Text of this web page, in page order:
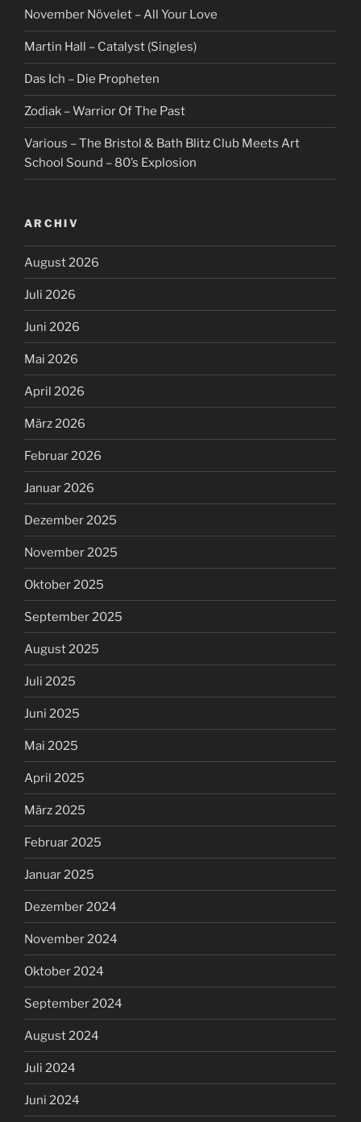
November Növelet – All Your Love
Martin Hall – Catalyst (Singles)
Das Ich – Die Propheten
Zodiak – Warrior Of The Past
Various – The Bristol & Bath Blitz Club Meets Art
School Sound – 80’s Explosion
ARCHIV
August 2026
Juli 2026
Juni 2026
Mai 2026
April 2026
März 2026
Februar 2026
Januar 2026
Dezember 2025
November 2025
Oktober 2025
September 2025
August 2025
Juli 2025
Juni 2025
Mai 2025
April 2025
März 2025
Februar 2025
Januar 2025
Dezember 2024
November 2024
Oktober 2024
September 2024
August 2024
Juli 2024
Juni 2024